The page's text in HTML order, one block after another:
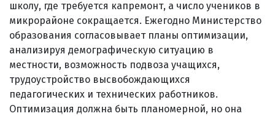
школу, где требуется капремонт, а число учеников в
микрорайоне сокращается. Ежегодно Министерство
образования согласовывает планы оптимизации,
анализируя демографическую ситуацию в
местности, возможность подвоза учащихся,
трудоустройство высвобождающихся
педагогических и технических работников.
Оптимизация должна быть планомерной, но она